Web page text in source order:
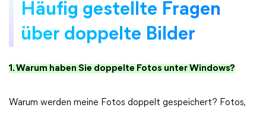
Häufig gestellte Fragen
über doppelte Bilder
1. Warum haben Sie doppelte Fotos unter Windows?
Warum werden meine Fotos doppelt gespeichert? Fotos,